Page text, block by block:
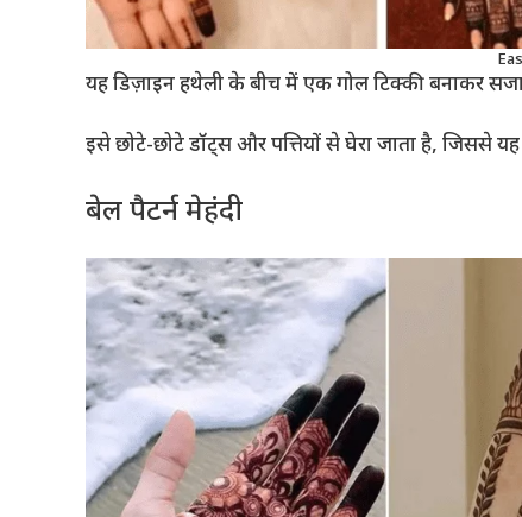
यह डिज़ाइन हथेली के बीच में एक गोल टिक्की बनाकर
इसे छोटे-छोटे डॉट्स और पत्तियों से घेरा जाता है, जिससे
बेल पैटर्न मेहंदी